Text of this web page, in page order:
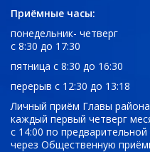
Приёмные часы:
понедельник- четверг
с 8:30 до 17:30
пятница с 8:30 до 16:30
перерыв с 12:30 до 13:18
Личный приём Главы
каждый первый четверг
с 14:00 по предварительной
через Общественную